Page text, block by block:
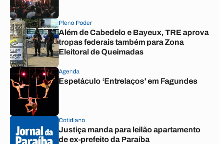
Pleno Poder
Além de Cabedelo e Bayeux, TRE aprova
tropas federais também para Zona
Eleitoral de Queimadas
Agenda
Espetáculo ‘Entrelaços' em Fagundes
Cotidiano
Justiça manda para leilão apartamento
de ex-prefeito da Paraíba